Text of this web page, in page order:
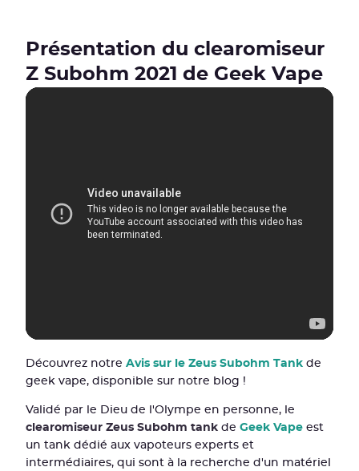
Présentation du clearomiseur
Z Subohm 2021 de Geek Vape
Découvrez notre Avis sur le Zeus Subohm Tank de
geek vape, disponible sur notre blog !
Validé par le Dieu de l'Olympe en personne, le
clearomiseur Zeus Subohm tank de Geek Vape est
un tank dédié aux vapoteurs experts et
intermédiaires, qui sont à la recherche d'un matériel